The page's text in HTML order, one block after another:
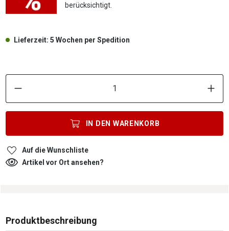
berücksichtigt.
Lieferzeit: 5 Wochen per Spedition
IN DEN WARENKORB
Auf die Wunschliste
Artikel vor Ort ansehen?
Produktbeschreibung